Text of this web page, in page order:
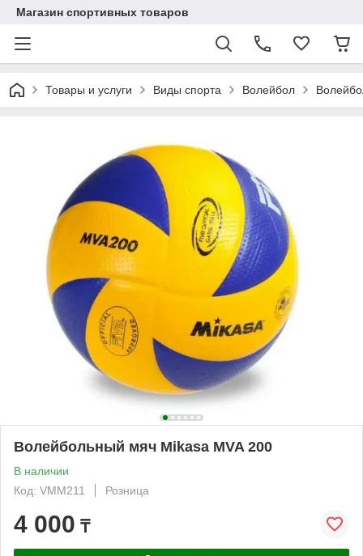
Магазин спортивных товаров
Товары и услуги Виды спорта Волейбол
Волейбольный мяч Mikasa MVA 200
В наличии
Код: VMM211
Розница
4 000 ₸